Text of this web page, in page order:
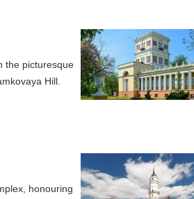
the picturesque
Hill.
honouring